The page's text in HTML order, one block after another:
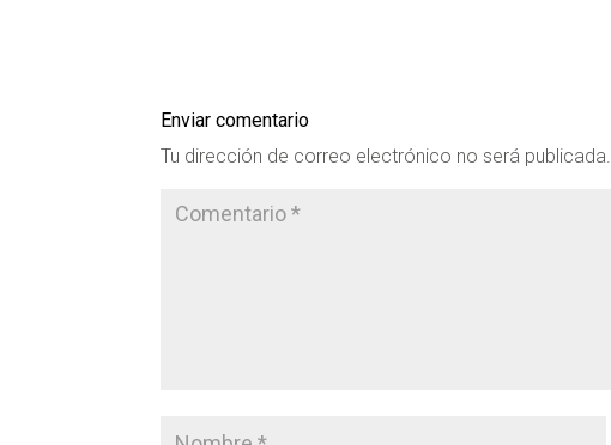
Enviar comentario
Tu dirección de correo electrónico no será publicada.